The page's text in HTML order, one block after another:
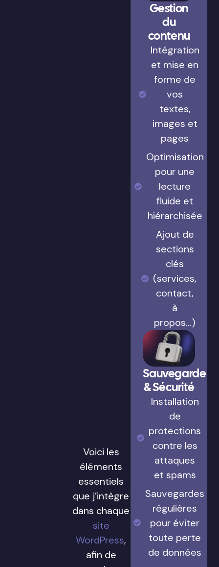
Voici les
éléments
essentiels
que j’intègre
dans chaque
site
WordPress,
afin de
Gestion
du
contenu
Intégration
et mise en
forme de
vos
textes,
images et
pages
Optimisation
pour une
lecture
fluide et
hiérarchisée
Ajout de
sections
clés
(services,
contact,
à
propos…)
Sauvegarde
& Sécurité
Installation
de
protections
contre les
attaques
et spams
Sauvegardes
régulières
pour éviter
toute perte
de données